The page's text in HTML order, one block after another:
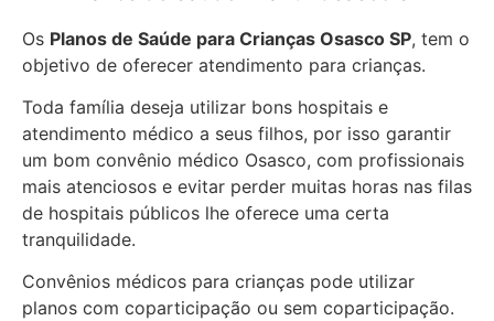
Os Planos de Saúde para Crianças Osasco SP, tem o
objetivo de oferecer atendimento para crianças.
Toda família deseja utilizar bons hospitais e
atendimento médico a seus filhos, por isso garantir
um bom convênio médico Osasco, com profissionais
mais atenciosos e evitar perder muitas horas nas filas
de hospitais públicos lhe oferece uma certa
tranquilidade.
Convênios médicos para crianças pode utilizar
planos com coparticipação ou sem coparticipação.